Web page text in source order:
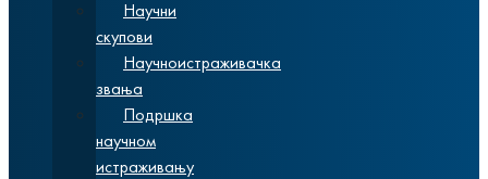
Научни
скупови
Научноистраживачка
звања
Подршка
научном
истраживању